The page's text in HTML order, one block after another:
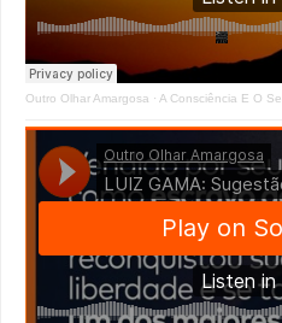
Outro Olhar Amargosa · A Consciência E O